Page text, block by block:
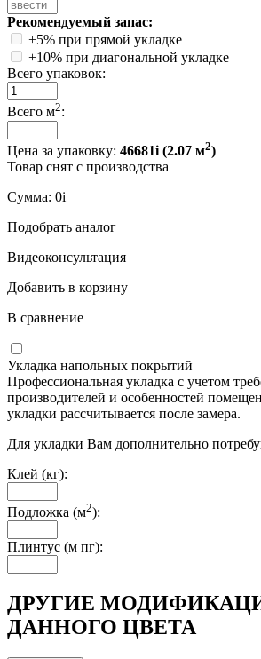
Рекомендуемый запас:
+5% при прямой укладке
+10% при диагональной укладке
Всего упаковок:
Всего м2:
Цена за упаковку: 46681i (2.07 м2)
Товар снят с производства
Сумма: 0i
Подобрать аналог
Видеоконсультация
Добавить в корзину
В сравнение
Укладка напольных покрытий
Профессиональная укладка с учетом
производителей и особенностей
укладки рассчитывается после замера.
Для укладки Вам дополнительно
Клей (кг):
Подложка (м2):
Плинтус (м пг):
ДРУГИЕ
ДАННОГО ЦВЕТА